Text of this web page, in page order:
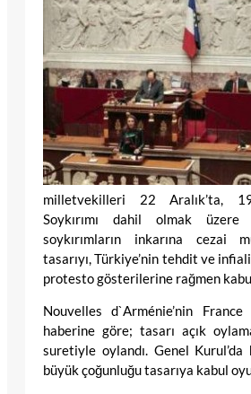
milletvekilleri 22 Aralık’ta,
Soykırımı dahil olmak üzere
soykırımların inkarına cezai
tasarıyı, Türkiye’nin tehdit ve
protesto gösterilerine rağmen
Nouvelles d`Arménie’nin France
haberine göre; tasarı açık
suretiyle oylandı. Genel Kurul’da
büyük çoğunluğu tasarıya kabul